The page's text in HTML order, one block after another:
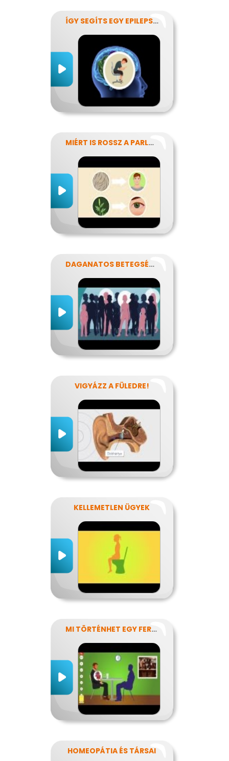
ÍGY SEGÍTS EGY EPILEPSZIÁSNAK
MIÉRT IS ROSSZ A PARLAGFŰ?
DAGANATOS BETEGSÉGEK
VIGYÁZZ A FÜLEDRE!
KELLEMETLEN ÜGYEK
MI TÖRTÉNHET EGY FERDE ÉJSZAKÁN?
HOMEOPÁTIA ÉS TÁRSAI